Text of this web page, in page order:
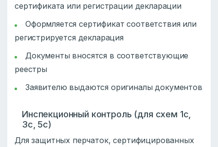
сертификата или регистрации декларации
Оформляется сертификат соответствия или
регистрируется декларация
Документы вносятся в соответствующие
реестры
Заявителю выдаются оригиналы документов
Инспекционный контроль (для схем 1с,
3с, 5с)
Для защитных перчаток, сертифицированных